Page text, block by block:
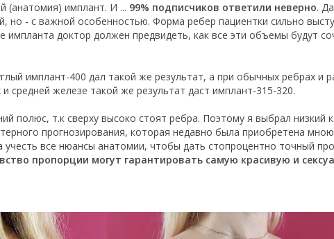
(анатомия) имплант. И ... 99% подписчиков ответили неверно.
но - с важной особенностью. Форма ребер пациентки сильно
доктор должен предвидеть, как все эти объемы будут
имплант-400 дал такой же результат, а при обычных ребрах и
железе такой же результат даст имплант-315-320.
полюс, т.к сверху высоко стоят ребра. Поэтому я выбрал низкий
прогнозирования, которая недавно была приобретена
все нюансы анатомии, чтобы дать стопроцентно точный
пропорции могут гарантировать самую красивую и